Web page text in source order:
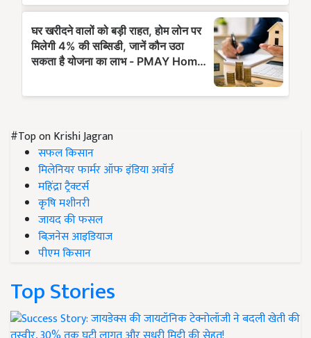
#Top on Krishi Jagran
सफल किसान
मिलेनियर फार्मर ऑफ इंडिया अवॉर्ड
महिंद्रा ट्रैक्टर्स
कृषि मशीनरी
जायद की फसल
बिज़नेस आइडियाज
पीएम किसान
Top Stories